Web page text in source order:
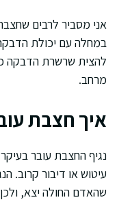
אני מסביר לרבים
במחלה עם יכולת
להצית שרשרת הדבקה
מרחב.
איך חצבת
נגיף החצבת עובר
עיטוש או דיבור קרוב.
שהאדם החולה יצא,